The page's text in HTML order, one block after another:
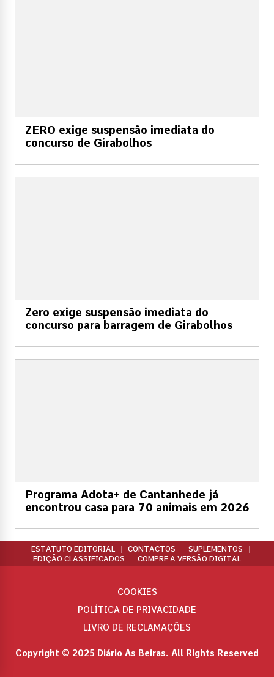
ZERO exige suspensão imediata do
concurso de Girabolhos
Zero exige suspensão imediata do
concurso para barragem de Girabolhos
Programa Adota+ de Cantanhede já
encontrou casa para 70 animais em 2026
ESTATUTO EDITORIAL CONTACTOS
SUPLEMENTOS
EDIÇÃO CLASSIFICADOS
COMPRE A VERSÃO DIGITAL
Copyright © 2025 Diário As Beiras. All Rights Reserved
COOKIES
POLÍTICA DE PRIVACIDADE
LIVRO DE RECLAMAÇÕES